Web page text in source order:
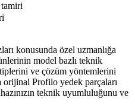
konusunda özel uzmanlığa
model bazlı teknik
tiplerini ve çözüm yöntemlerini
Profilo yedek parçaları
teknik uyumluluğunu ve